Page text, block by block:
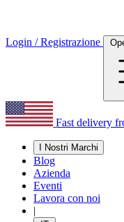
Login / Registrazione
Fast delivery
I Nostri Marchi
Blog
Azienda
Eventi
Lavora con noi
|